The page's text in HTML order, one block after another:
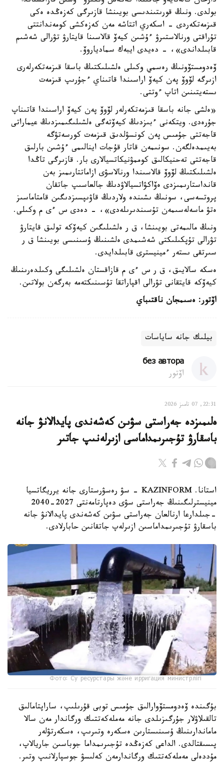
بولدى. ونىڭ قورىتىندىسى بويىنشا قازىرگى كەزەڭدە ەكى
قىزمەتكەردى - اسكەري اتتاشە مەن كەزەكشى كومەندانتتى
تۇراقتى ورنالاستىرۋ ءۇشىن كيەۆ قالاسىنا قايتارۋ تۋرالى شەشىم
قابىلداندى»، - دەيدى ايبەك سمادياروۆ.
ۆەدومستۆونىڭ رەسمي وكىلى ەلشىلىكتىڭ باسقا قىزمەتكەرلەرى
ازىرگە لۆوۆ پەن كيەۆ اراسىندا قاتىناي ءجۇرىپ قىزمەت
ىستەيتىنىن اتاپ ءوتتى.
«ەلشى جانە باسقا قىزمەتكەرلەر لۆوۆ پەن كيەۆ اراسىندا قاتىناپ
جۇرەدى. ويتكەنى ءبىزدىڭ كيەۆتەگى ەلشىلىگىمىزدىڭ عيماراتى
قاجەتتى جۇمىس پەن كونسۋلدىق قىزمەت كورسەتۋگە
بەيىمدەلگەن. سونىمەن قاتار قۇجات اينالىمى ءۇشىن بارلىق
قاجەتتى تەحنيكالىق كوممۋنيكاتسيالارى بار. قازىرگى تاڭدا
ەلشىلىكتىڭ لۆوۆ قالاسىندا ورنالاسۋى ازاماتتارىمىز بەن
قانداستارىمىزدى ەۆاكۋاتسيالاۋدىڭ جالعاسىپ جاتقان
پروتسەسى، سونىڭ ىشىندە ولاردىڭ قاۋىپسىزدىگىن قامتاماسىز
ەتۋ ماسەلەسىمەن تۇسىندىرىلەدى»، - دەدى س ءى م وكىلى.
ونىڭ مالىمەتى بويىنشا، ق ر ەلشىلىگىن كيەۆكە تولىق قايتارۋ
تۋرالى تۇپكىلىكتى شەشىمدى ەلشىنىڭ ۇسىنىسى بويىنشا ق ر
سىرتقى ىستەر ءمينيسترى قابىلدايدى.
ەسكە سالايىق، ق ر س ءى م قازاقستان ەلشىلىگى وكىلدەرىنىڭ
كيەۆكە قايتقانى تۋرالى اقپاراتقا تۇسىنىكتەمە بەرگەن بولاتىن.
اۆتور: ەسىمجان ناقتىباي
بيلىك جانە ساياسات
без автора
اۆتور
22:31, 07 تامىز 2026
ەلىمىزدە جەراستى سۋىن كەشەندى پايدالانۋ جانە
باسقارۋ تۇجىرىمداماسى ازىرلەنىپ جاتىر
استانا. KAZINFORM - سۋ رەسۋرستارى جانە يرريگاتسيا
مينيسترلىگىنىڭ جەراستى سۋى دەپارتامەنتى 2027-2040
-جىلدارعا ارنالعان جەراستى سۋىن كەشەندى پايدالانۋ جانە
باسقارۋ تۇجىرىمداماسىن ازىرلەپ جاتقانىن حابارلادى.
Фото: Су ресурстары және ирригация министрлігі
بۇگىندە ۆەدومستۆوارالىق جۇمىس توبى قۇرىلىپ، ساراپتامالىق
تالقىلاۋلار جۇرگىزىلدى جانە مەملەكەتتىك ورگاندار مەن سالا
ماماندارىنىڭ ۇسىنىستارىن ەسكەرە وتىرىپ، ەسكەرتۋلەر
پىسىقتالدى. الداعى كەزەڭدە تۇجىرىمداما جوباسىن جاريالاپ،
مۇددەلى مەملەكەتتىك ورگاندارمەن كەلىسۋ جوسپارلانىپ وتىر.